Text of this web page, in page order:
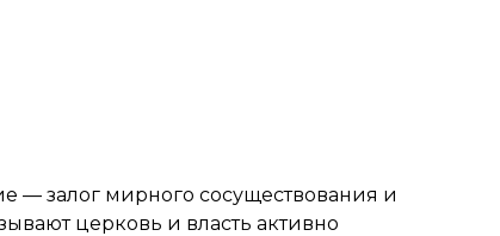
— залог мирного сосуществования и
церковь и власть активно